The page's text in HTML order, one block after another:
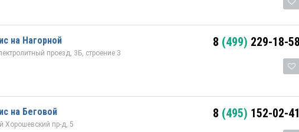
на Нагорной
проезд, 3Б, строение 3
8 (499) 229-18-58
на Беговой
Хорошевский пр-д, 5
8 (495) 152-02-41